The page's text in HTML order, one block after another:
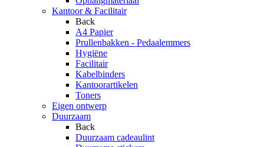
Kantoor & Facilitair
Back
A4 Papier
Prullenbakken - Pedaalemmers
Hygiëne
Facilitair
Kabelbinders
Kantoorartikelen
Toners
Eigen ontwerp
Duurzaam
Back
Duurzaam cadeaulint